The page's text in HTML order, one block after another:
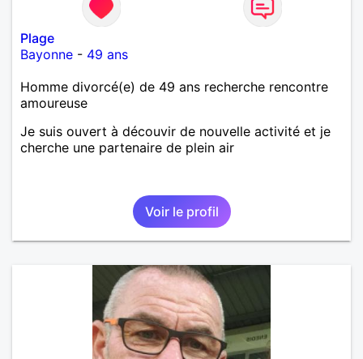
Plage
Bayonne - 49 ans
Homme divorcé(e) de 49 ans recherche rencontre
amoureuse
Je suis ouvert à découvir de nouvelle activité et je
cherche une partenaire de plein air
Voir le profil